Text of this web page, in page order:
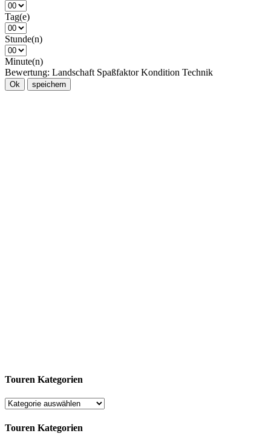
Tag(e)
Stunde(n)
Minute(n)
Bewertung: Landschaft Spaßfaktor Kondition Technik
Ok speichern
Touren Kategorien
Touren Kategorien